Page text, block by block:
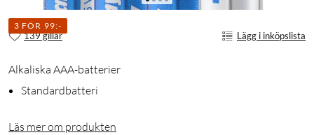
3 FÖR 99:-
139 gillar Lägg i inköpslista
Alkaliska AAA-batterier
Standardbatteri
Läs mer om produkten